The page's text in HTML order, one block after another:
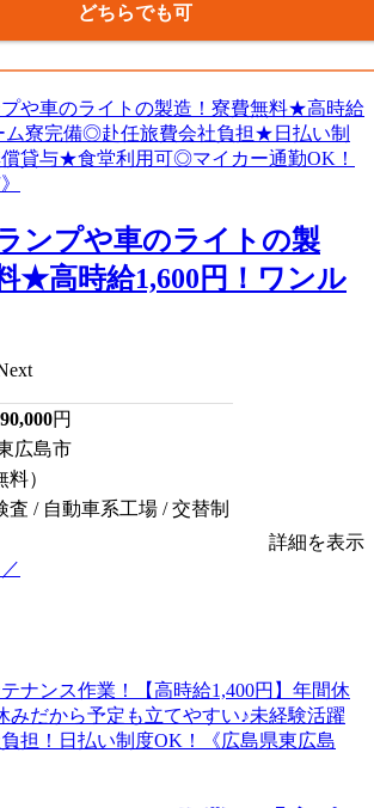
どちらでも可
ンプや車のライトの製
★高時給1,600円！ワンル
円
広島市
）
査 / 自動車系工場 / 交替制
詳細を表示